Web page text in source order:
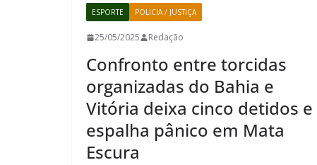
ESPORTE POLICIA / JUSTIÇA
25/05/2025 Redação
Confronto entre torcidas
organizadas do Bahia e
Vitória deixa cinco detidos e
espalha pânico em Mata
Escura